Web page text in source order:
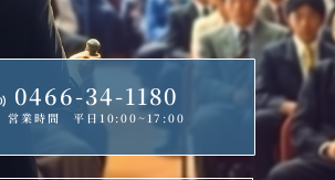
0466-34-1180
営業時間 平日10:00~17:00